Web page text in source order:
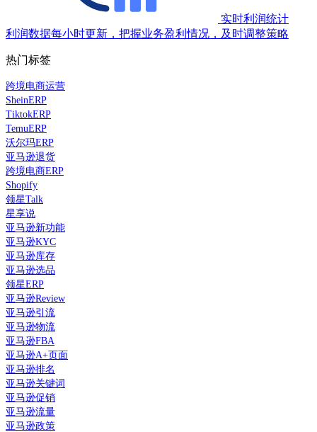
实时利润统计
利润数据每小时更新，把握业务盈利情况，及时调整策略
热门标签
跨境电商运营
SheinERP
TiktokERP
TemuERP
沃尔玛ERP
亚马逊退货
跨境电商ERP
Shopify
领星Talk
星享说
亚马逊新功能
亚马逊KYC
亚马逊库存
亚马逊选品
领星ERP
亚马逊Review
亚马逊引流
亚马逊物流
亚马逊FBA
亚马逊A+页面
亚马逊排名
亚马逊关键词
亚马逊促销
亚马逊流量
亚马逊政策